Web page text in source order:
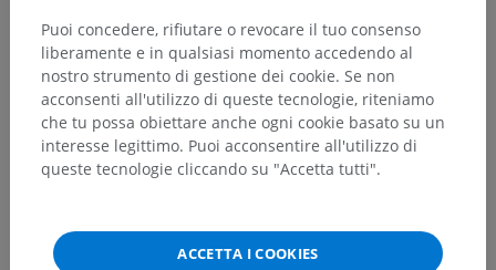
Puoi concedere, rifiutare o revocare il tuo consenso
liberamente e in qualsiasi momento accedendo al
nostro strumento di gestione dei cookie. Se non
acconsenti all'utilizzo di queste tecnologie, riteniamo
che tu possa obiettare anche ogni cookie basato su un
interesse legittimo. Puoi acconsentire all'utilizzo di
queste tecnologie cliccando su "Accetta tutti".
ACCETTA I COOKIES